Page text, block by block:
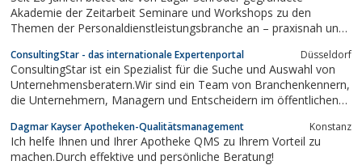
Akademie der Zeitarbeit Seminare und Workshops zu den
Themen der Personaldienstleistungsbranche an – praxisnah und
ConsultingStar - das internationale Expertenportal Düsseldorf
ConsultingStar ist ein Spezialist für die Suche und Auswahl von
Unternehmensberatern.Wir sind ein Team von Branchenkennern,
die Unternehmern, Managern und Entscheidern im öffentlichen
CONSULTANTS.Das heißt: Wir begleiten Beratungsprojekte,...
Dagmar Kayser Apotheken-Qualitätsmanagement Konstanz
Ich helfe Ihnen und Ihrer Apotheke QMS zu Ihrem Vorteil zu
machen.Durch effektive und persönliche Beratung!